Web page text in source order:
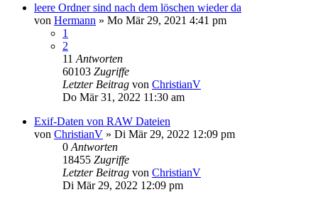
leere Ordner sind nach dem löschen wieder da
von Hermann » Mo Mär 29, 2021 4:41 pm
1
2
11 Antworten
60103 Zugriffe
Letzter Beitrag von ChristianV
Do Mär 31, 2022 11:30 am
Exif-Daten von RAW Dateien
von ChristianV » Di Mär 29, 2022 12:09 pm
0 Antworten
18455 Zugriffe
Letzter Beitrag von ChristianV
Di Mär 29, 2022 12:09 pm